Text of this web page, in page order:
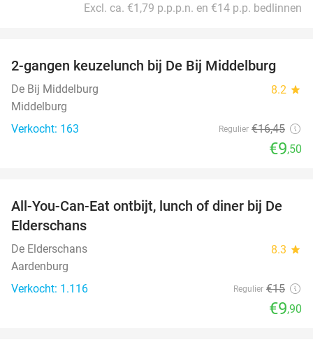
Excl. ca. €1,79 p.p.p.n. en €14 p.p. bedlinnen
42%
2-gangen keuzelunch bij De Bij Middelburg
De Bij Middelburg 8.2 star
Middelburg
Verkocht: 163
Regulier €16,45
€9,50
34%
All-You-Can-Eat ontbijt, lunch of diner bij De
Elderschans
De Elderschans 8.3 star
Aardenburg
Verkocht: 1.116
Regulier €15
€9,90